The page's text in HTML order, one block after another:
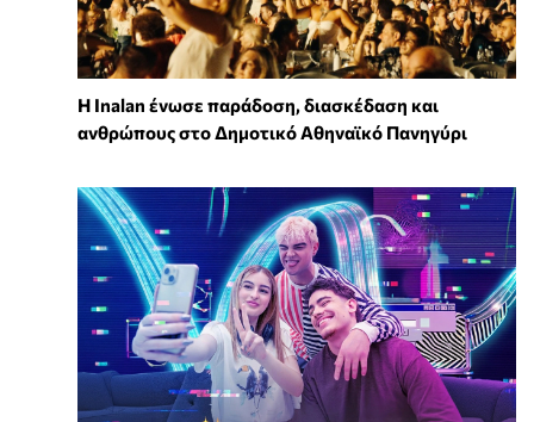
Η Inalan ένωσε παράδοση, διασκέδαση και
ανθρώπους στο Δημοτικό Αθηναϊκό Πανηγύρι